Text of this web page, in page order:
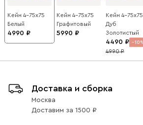
Кейн 4-75x75
Белый
4990
Кейн 4-75x75
Графитовый
5990
Кейн 4-75x75
Дуб
Золотистый
4490 10
4990
Доставка и сборка
Москва
Доставим за 1500